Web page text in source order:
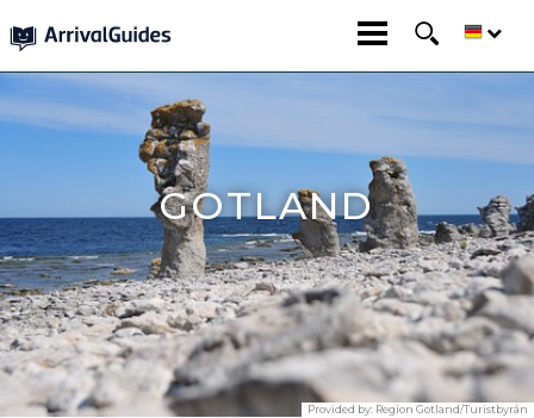
GOTLAND
Provided by: Region Gotland/Turistbyrån